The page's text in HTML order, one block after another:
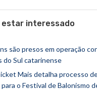
estar interessado
são presos em operação
do Sul catarinense
Mais detalha processo
o Festival de Balonismo